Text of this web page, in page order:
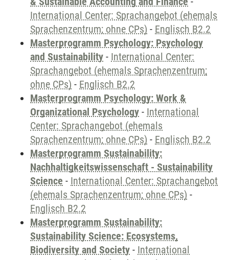
International Center: Sprachangebot (ehemals
Sprachenzentrum; ohne CPs) - Englisch B2.2
Masterprogramm Psychology: Psychology
and Sustainability - International Center:
Sprachangebot (ehemals Sprachenzentrum;
ohne CPs) - Englisch B2.2
Masterprogramm Psychology: Work &
Organizational Psychology - International
Center: Sprachangebot (ehemals
Sprachenzentrum; ohne CPs) - Englisch B2.2
Masterprogramm Sustainability:
Nachhaltigkeitswissenschaft - Sustainability
Science - International Center: Sprachangebot
(ehemals Sprachenzentrum; ohne CPs) -
Englisch B2.2
Masterprogramm Sustainability:
Sustainability Science: Ecosystems,
Biodiversity and Society - International